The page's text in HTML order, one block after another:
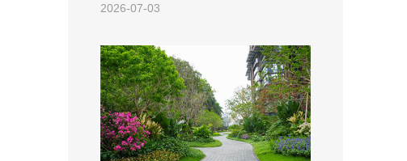
2026-07-03